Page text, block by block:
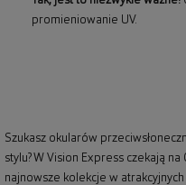
promieniowanie UV.
Szukasz okularów
stylu? W Vision Express czekają
najnowsze kolekcje w atrakcyjnych